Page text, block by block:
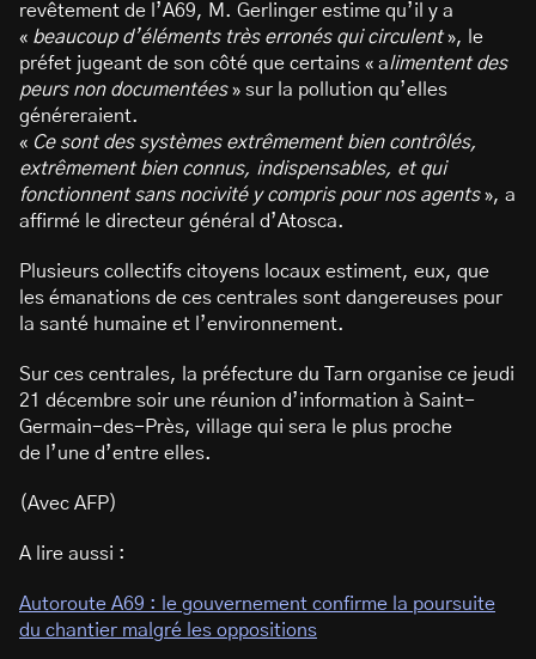
revêtement de l’A69, M. Gerlinger estime qu’il y a
« beaucoup d’éléments très erronés qui circulent», le
préfet jugeant de son côté que certains « alimentent des
peurs non documentées» sur la pollution qu’elles
généreraient.
« Ce sont des systèmes extrêmement bien contrôlés,
extrêmement bien connus, indispensables, et qui
fonctionnent sans nocivité y compris pour nos agents», a
affirmé le directeur général d’Atosca.
Plusieurs collectifs citoyens locaux estiment, eux, que
les émanations de ces centrales sont dangereuses pour
la santé humaine et l’environnement.
Sur ces centrales, la préfecture du Tarn organise ce jeudi
21 décembre soir une réunion d’information à Saint-
Germain-des-Près, village qui sera le plus proche
de l’une d’entre elles.
(Avec AFP)
A lire aussi :
Autoroute A69 : le gouvernement confirme la poursuite
du chantier malgré les oppositions